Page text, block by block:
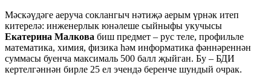
Мәскәүдәге аеруча соклангыч нәтиҗә аерым үрнәк итеп
китерелә: инженерлык юнәлеше сыйныфы укучысы
Екатерина Малкова биш предмет – рус теле, профильле
математика, химия, физика һәм информатика фәннәреннән
суммасы буенча максималь 500 балл җыйган. Бу – БДИ
кертелгәннән бирле 25 ел эчендә беренче шундый очрак.